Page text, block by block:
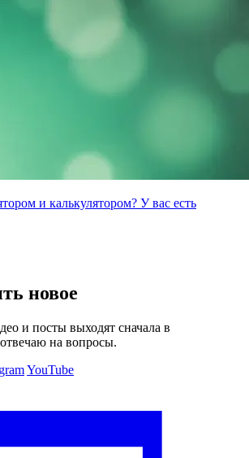
и калькулятором? У вас есть
новое
и посты выходят сначала в
на вопросы.
YouTube